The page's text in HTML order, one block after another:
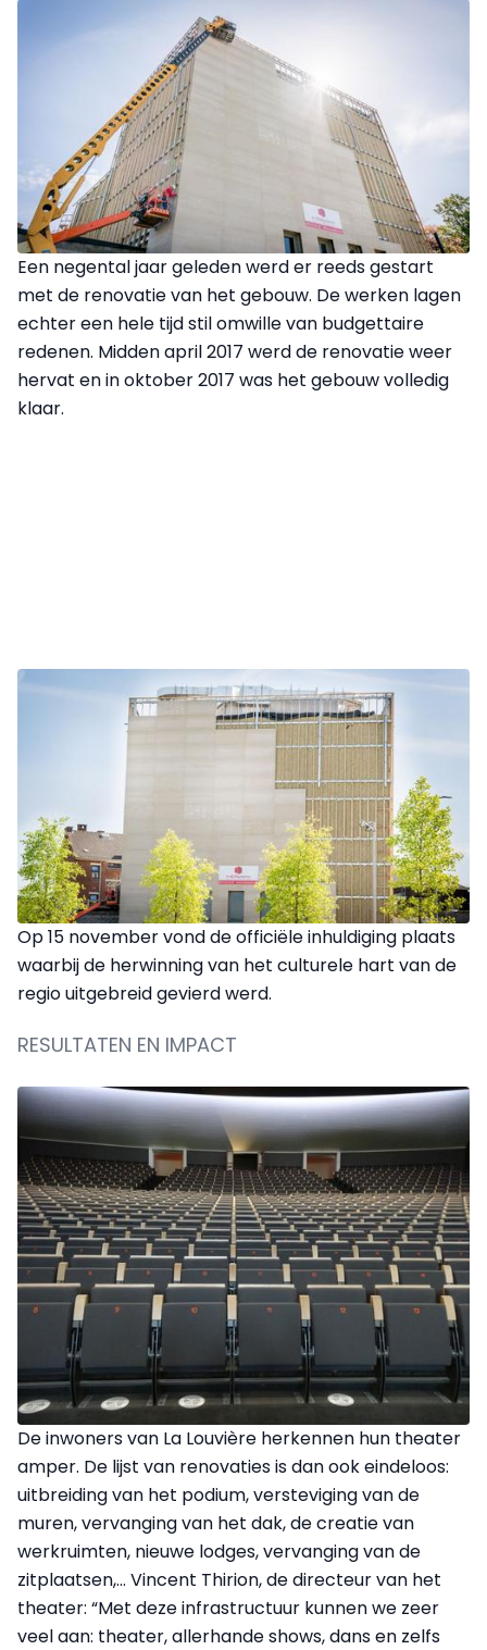
Een negental jaar geleden werd er reeds gestart
met de renovatie van het gebouw. De werken lagen
echter een hele tijd stil omwille van budgettaire
redenen. Midden april 2017 werd de renovatie weer
hervat en in oktober 2017 was het gebouw volledig
klaar.
Op 15 november vond de officiële inhuldiging plaats
waarbij de herwinning van het culturele hart van de
regio uitgebreid gevierd werd.
RESULTATEN EN IMPACT
De inwoners van La Louvière herkennen hun theater
amper. De lijst van renovaties is dan ook eindeloos:
uitbreiding van het podium, versteviging van de
muren, vervanging van het dak, de creatie van
werkruimten, nieuwe lodges, vervanging van de
zitplaatsen,… Vincent Thirion, de directeur van het
theater: “Met deze infrastructuur kunnen we zeer
veel aan: theater, allerhande shows, dans en zelfs